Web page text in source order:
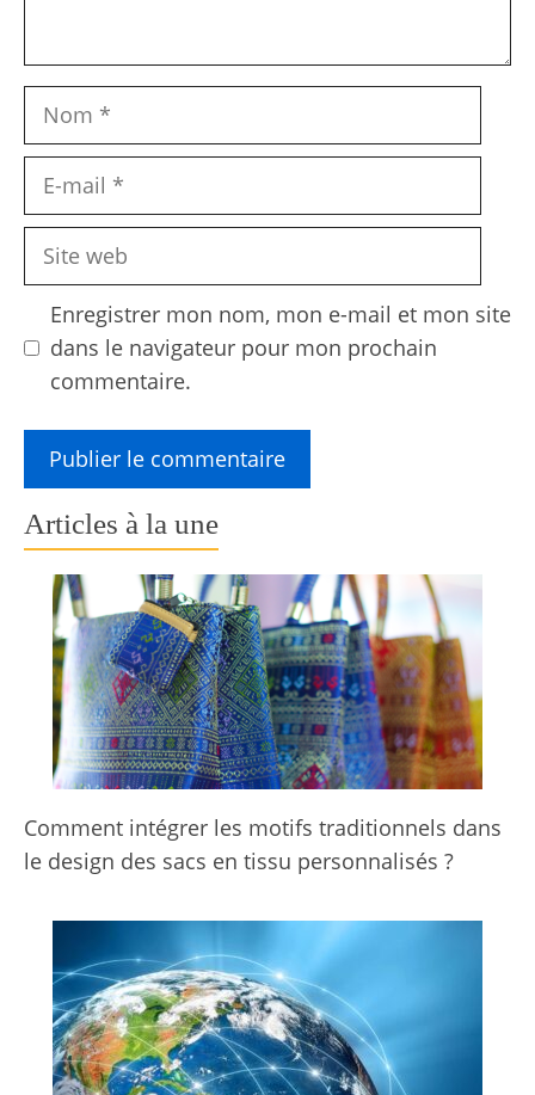
Nom
Site
Enregistrer mon nom, mon e-mail et mon site
dans le navigateur pour mon prochain
commentaire.
Articles à la une
Comment intégrer les motifs traditionnels dans
le design des sacs en tissu personnalisés ?